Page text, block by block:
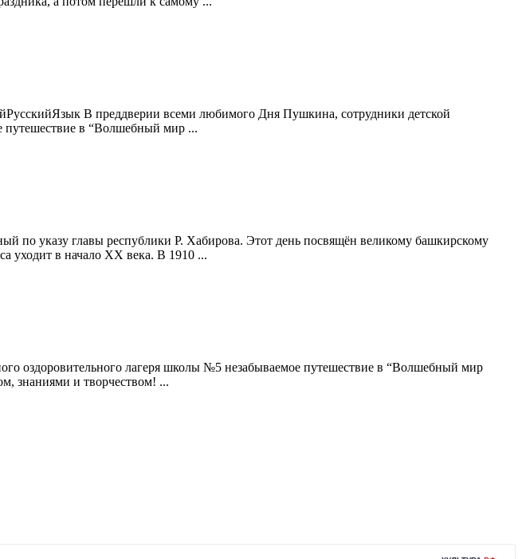
В преддверии всеми любимого Дня Пушкина, сотрудники детской
путешествие в “Волшебный мир ...
по указу главы республики Р. Хабирова. Этот день посвящён великому башкирскому
уходит в начало XX века. В 1910 ...
оздоровительного лагеря школы №5 незабываемое путешествие в “Волшебный мир
знаниями и творчеством! ...